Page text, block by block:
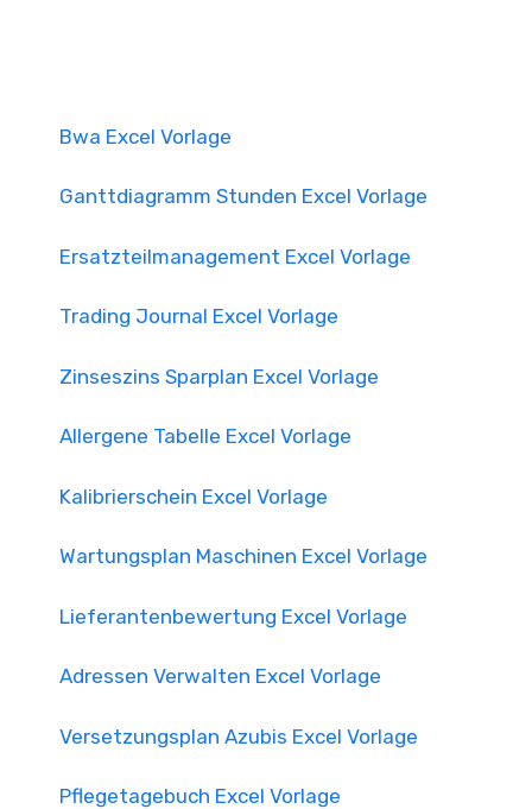
Bwa Excel Vorlage
Ganttdiagramm Stunden Excel Vorlage
Ersatzteilmanagement Excel Vorlage
Trading Journal Excel Vorlage
Zinseszins Sparplan Excel Vorlage
Allergene Tabelle Excel Vorlage
Kalibrierschein Excel Vorlage
Wartungsplan Maschinen Excel Vorlage
Lieferantenbewertung Excel Vorlage
Adressen Verwalten Excel Vorlage
Versetzungsplan Azubis Excel Vorlage
Pflegetagebuch Excel Vorlage